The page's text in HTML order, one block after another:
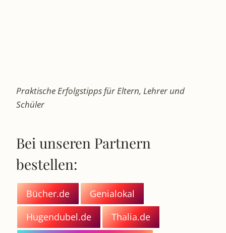
Praktische Erfolgstipps für Eltern, Lehrer und
Schüler
Bei unseren Partnern
bestellen:
Bücher.de
Genialokal
Hugendubel.de
Thalia.de